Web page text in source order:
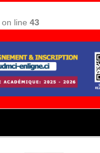
on line 43